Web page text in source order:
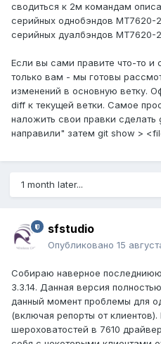
сводиться к 2м командам
серийных однобэндов MT7620-
серийных дуалбэндов MT7620-
Если вы сами правите что-то и
только вам - мы готовы
изменений в основную ветку.
diff к текущей ветки. Самое
наложить свои правки сделать
направили" затем git show >
1 month later...
sfstudio
Опубликовано 15
Собираю наверное
3.3.14. Данная версия
данный момент проблемы для
(включая репорты от
шероховатостей в 7610